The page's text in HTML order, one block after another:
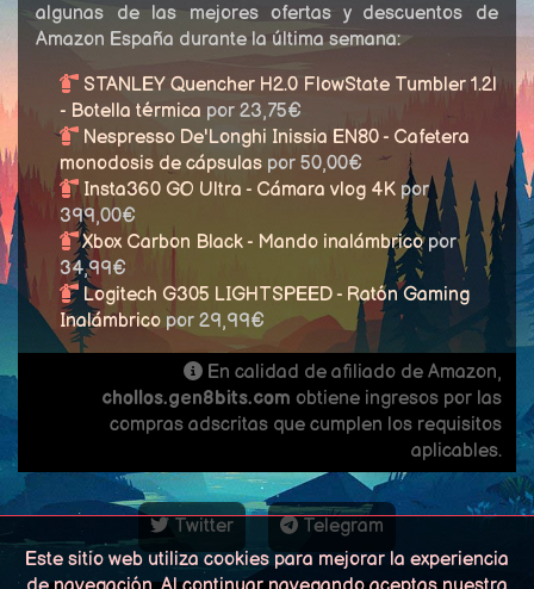
algunas de las mejores ofertas y descuentos de
Amazon España durante la última semana:
STANLEY Quencher H2.0 FlowState Tumbler 1.2l
- Botella térmica por 23,75€
Nespresso De'Longhi Inissia EN80 - Cafetera
monodosis de cápsulas por 50,00€
Insta360 GO Ultra - Cámara vlog 4K por
399,00€
Xbox Carbon Black - Mando inalámbricopor
34,99€
Logitech G305 LIGHTSPEED - Ratón Gaming
Inalámbrico por 29,99€
En calidad de afiliado de Amazon,
chollos.gen8bits.com obtiene ingresos por las
compras adscritas que cumplen los requisitos
aplicables.
Twitter
Telegram
Este sitio web utiliza cookies para mejorar la experiencia